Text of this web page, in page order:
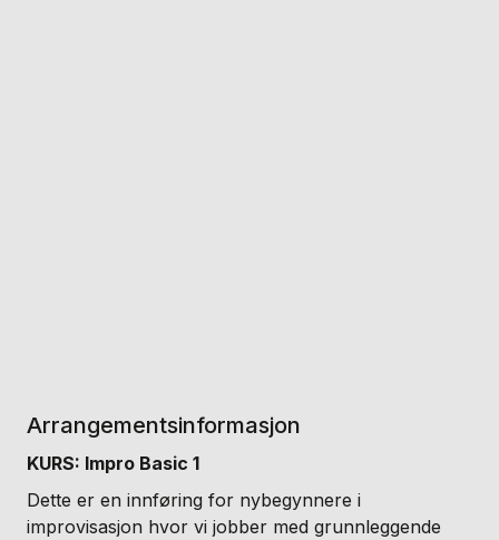
Arrangementsinformasjon
KURS: Impro Basic 1
Dette er en innføring for nybegynnere i
improvisasjon hvor vi jobber med grunnleggende